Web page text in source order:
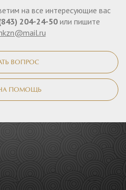
на все интересующие вас
204-24-50 или пишите
ВОПРОС
ПОМОЩЬ